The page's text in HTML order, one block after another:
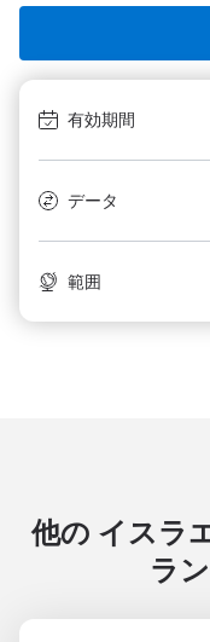
有効期間
データ
範囲
他の イスラ
ラ